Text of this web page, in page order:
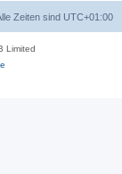
Zeiten sind UTC+01:00
Limited